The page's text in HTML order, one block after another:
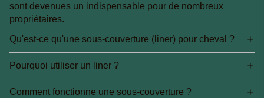
sont devenues un indispensable pour de nombreux
propriétaires.
Qu'est-ce qu'une sous-couverture (liner) pour cheval ?
Pourquoi utiliser un liner ?
Comment fonctionne une sous-couverture ?